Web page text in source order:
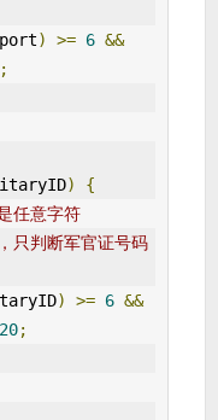
) >= 6 &&
)
{
任意字符
只判断军官证号码
) >= 6 &&
20;